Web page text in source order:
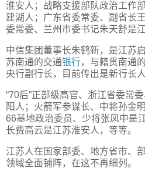
淮安人；战略支援部队政治工作
建湖人；广东省委常委、副省长
委常委、兰州市委书记朱天舒是江
中信集团董事长朱鹤新，是江苏
苏南通的交通银行，与籍贯南通
央行副行长，目前传出是新行长人
“70后”正部级高官、浙江省委常
阳人；火箭军参谋长、中将孙金
66基地政治委员、少将张凤中是
长费高云是江苏淮安人，等等。
江苏人在国家部委、地方省市、
领域全面铺阵，在这不再细列。